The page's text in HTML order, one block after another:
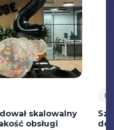
skalowalny
obsługi